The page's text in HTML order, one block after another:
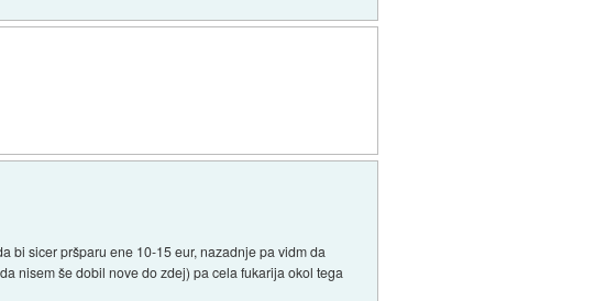
bi sicer pršparu ene 10-15 eur, nazadnje pa vidm da
nisem še dobil nove do zdej) pa cela fukarija okol tega